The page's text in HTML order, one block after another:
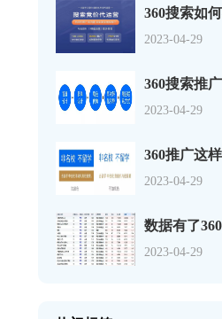
2023-04-29
2023-04-29
2023-04-29
2023-04-29